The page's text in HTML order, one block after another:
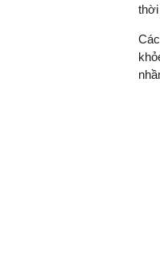
thời